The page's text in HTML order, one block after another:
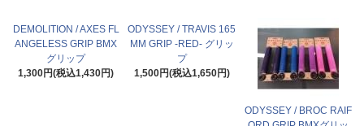
DEMOLITION / AXES FL
ANGELESS GRIP BMX
グリップ
1,300円(税込1,430円)
ODYSSEY / TRAVIS 165
MM GRIP -RED- グリッ
プ
1,500円(税込1,650円)
ODYSSEY / BROC RAIF